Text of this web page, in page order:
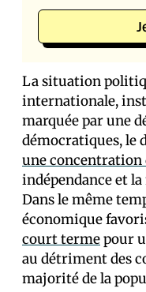
La situation
internationale,
marquée par une
démocratiques, le
une concentration
indépendance et
Dans le même
économique
court termepour
au détriment des
majorité de la